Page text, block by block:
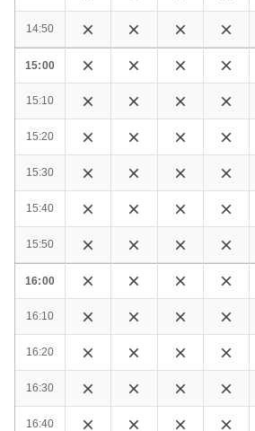
14:50
15:00
15:10
15:20
15:30
15:40
15:50
16:00
16:10
16:20
16:30
16:40